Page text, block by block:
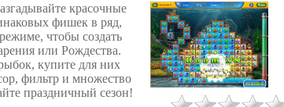
красочные
фишек в ряд,
чтобы создать
или Рождества.
купите для них
фильтр и множество
праздничный сезон!